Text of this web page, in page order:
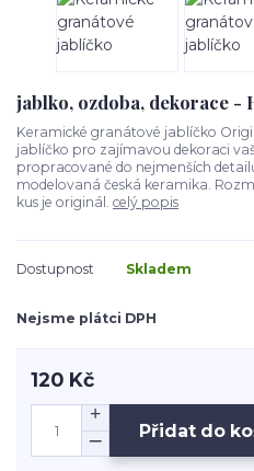
jablko, ozdoba, dekorace -
Keramické granátové jablíčko
jablíčko pro zajímavou dekoraci
propracované do nejmenších
modelovaná česká keramika.
kus je originál. celý popis
Dostupnost Skladem
Nejsme plátci DPH
120 Kč
Přidat do